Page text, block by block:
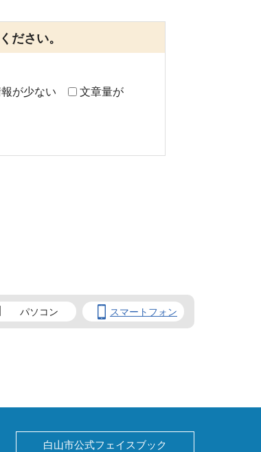
ださい。
が少ない
文章量が
パソコン スマートフォン
白山市公式フェイスブック